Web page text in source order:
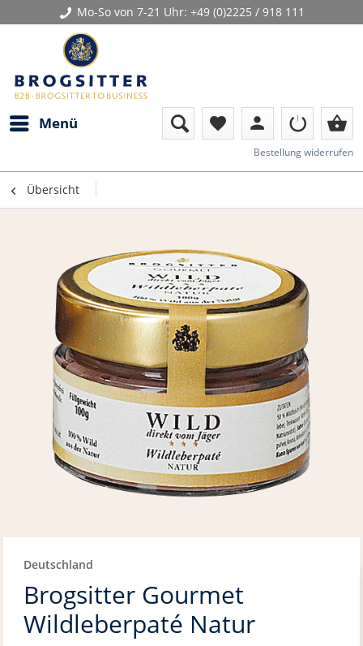
Mo-So von 7-21 Uhr: +49 (0)2225 / 918 111
Menü favorite person shopping_basket
Bestellung widerrufen
Übersicht
Deutschland
Brogsitter Gourmet
Wildleberpaté Natur